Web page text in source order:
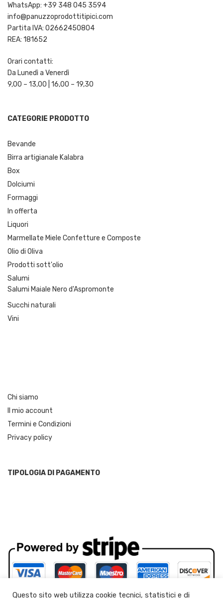
WhatsApp: +39 348 045 3594
info@panuzzoprodottitipici.com
Partita IVA: 02662450804
REA: 181652
Orari contatti:
Da Lunedì a Venerdì
9,00 – 13,00 | 16,00 – 19,30
CATEGORIE PRODOTTO
Bevande
Birra artigianale Kalabra
Box
Dolciumi
Formaggi
In offerta
Liquori
Marmellate Miele Confetture e Composte
Olio di Oliva
Prodotti sott'olio
Salumi
Salumi Maiale Nero d'Aspromonte
Succhi naturali
Vini
Chi siamo
Il mio account
Termini e Condizioni
Privacy policy
TIPOLOGIA DI PAGAMENTO
Questo sito web utilizza cookie tecnici, statistici e di